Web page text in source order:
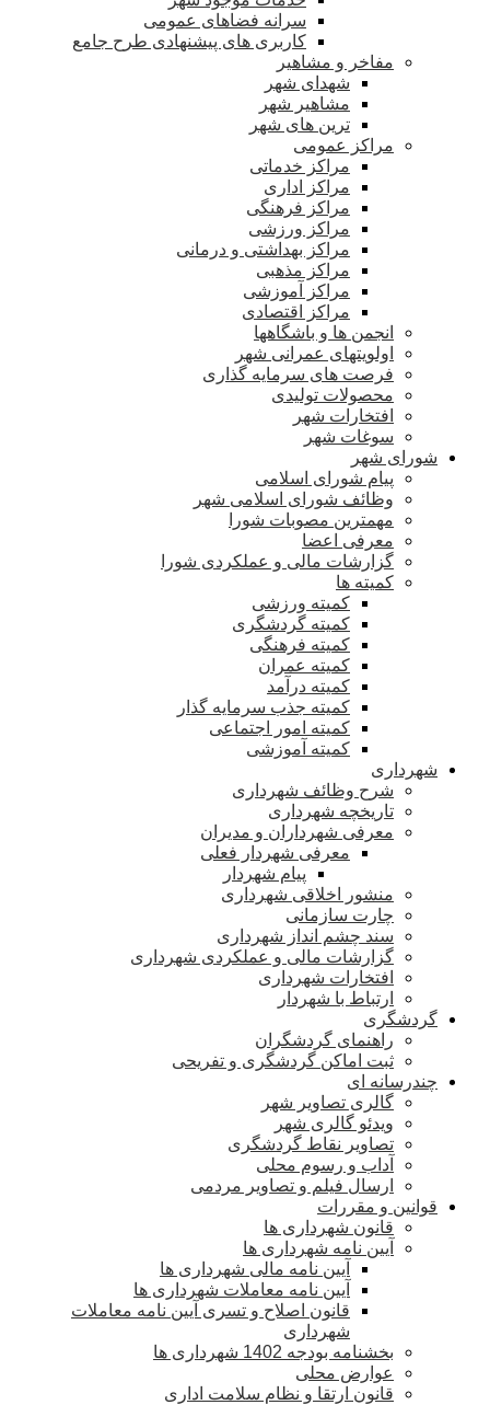
سرانه فضاهای عمومی
کاربری های پیشنهادی طرح جامع
مفاخر و مشاهیر
شهدای شهر
مشاهیر شهر
ترین های شهر
مراکز عمومی
مراکز خدماتی
مراکز اداری
مراکز فرهنگی
مراکز ورزشی
مراکز بهداشتی و درمانی
مراکز مذهبی
مراکز آموزشی
مراکز اقتصادی
انجمن ها و باشگاهها
اولویتهای عمرانی شهر
فرصت های سرمایه گذاری
محصولات تولیدی
افتخارات شهر
سوغات شهر
شورای شهر
پیام شورای اسلامی
وظائف شورای اسلامی شهر
مهمترین مصوبات شورا
معرفی اعضا
گزارشات مالی و عملکردی شورا
کمیته ها
کمیته ورزشی
کمیته گردشگری
کمیته فرهنگی
کمیته عمران
کمیته درآمد
کمیته جذب سرمایه گذار
کمیته امور اجتماعی
کمیته آموزشی
شهرداری
شرح وظائف شهرداری
تاریخچه شهرداری
معرفی شهرداران و مدیران
معرفی شهردار فعلی
پیام شهردار
منشور اخلاقی شهرداری
چارت سازمانی
سند چشم انداز شهرداری
گزارشات مالی و عملکردی شهرداری
افتخارات شهرداری
ارتباط با شهردار
گردشگری
راهنمای گردشگران
ثبت اماکن گردشگری و تفریحی
چندرسانه ای
گالری تصاویر شهر
ویدئو گالری شهر
تصاویر نقاط گردشگری
آداب و رسوم محلی
ارسال فیلم و تصاویر مردمی
قوانین و مقررات
قانون شهرداری ها
آیین نامه شهرداری ها
آیین نامه مالی شهرداری ها
آیین نامه معاملات شهرداری ها
قانون اصلاح و تسری آیین نامه معاملات
شهرداری
بخشنامه بودجه 1402 شهرداری ها
عوارض محلی
قانون ارتقا و نظام سلامت اداری